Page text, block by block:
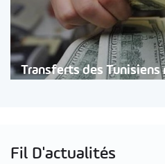
Transferts des Tunisiens
Fil D'actualités